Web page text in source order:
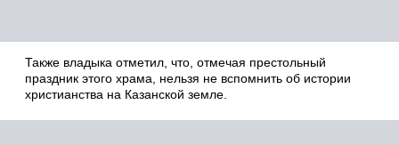
Также владыка отметил, что, отмечая престольный
праздник этого храма, нельзя не вспомнить об истории
христианства на Казанской земле.